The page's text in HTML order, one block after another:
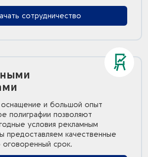
сотрудничество
и большой опыт
полиграфии позволяют
условия рекламным
предоставляем качественные
оговоренный срок.